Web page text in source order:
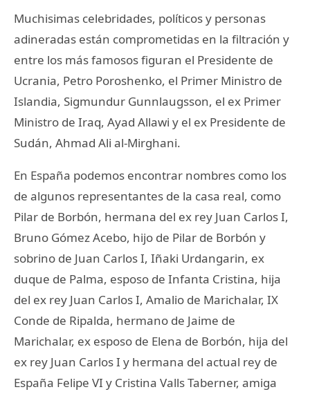
Muchisimas celebridades, políticos y personas
adineradas están comprometidas en la filtración y
entre los más famosos figuran el Presidente de
Ucrania, Petro Poroshenko, el Primer Ministro de
Islandia, Sigmundur Gunnlaugsson, el ex Primer
Ministro de Iraq, Ayad Allawi y el ex Presidente de
Sudán, Ahmad Ali al-Mirghani.
En España podemos encontrar nombres como los
de algunos representantes de la casa real, como
Pilar de Borbón, hermana del ex rey Juan Carlos I,
Bruno Gómez Acebo, hijo de Pilar de Borbón y
sobrino de Juan Carlos I, Iñaki Urdangarin, ex
duque de Palma, esposo de Infanta Cristina, hija
del ex rey Juan Carlos I, Amalio de Marichalar, IX
Conde de Ripalda, hermano de Jaime de
Marichalar, ex esposo de Elena de Borbón, hija del
ex rey Juan Carlos I y hermana del actual rey de
España Felipe VI y Cristina Valls Taberner, amiga